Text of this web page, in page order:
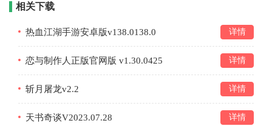
相关下载
热血江湖手游安卓版v138.0138.0 详情
恋与制作人正版官网版 v1.30.0425 详情
斩月屠龙v2.2 详情
天书奇谈V2023.07.28 详情